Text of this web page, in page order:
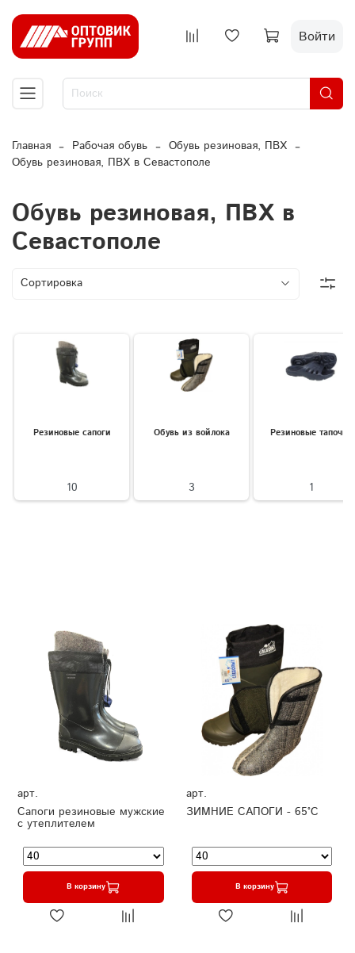
Войти
Главная Рабочая обувь
Обувь резиновая, ПВХ
Обувь резиновая, ПВХ в Севастополе
Обувь резиновая, ПВХ в
Севастополе
Резиновые сапоги
10
Обувь из войлока
3
Резиновые тапочки
1
арт.
Сапоги резиновые мужские
с утеплителем
В корзину
арт.
ЗИМНИЕ САПОГИ - 65°C
В корзину